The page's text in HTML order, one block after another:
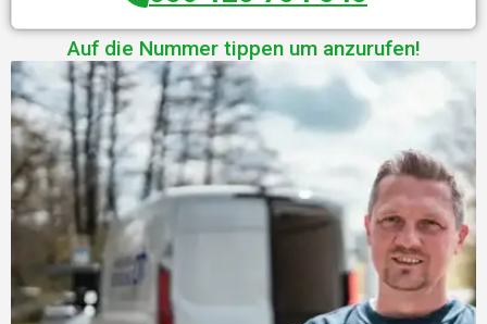
Auf die Nummer tippen um anzurufen!